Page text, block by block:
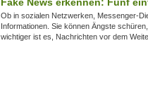
Fake News erkennen: Fünf
Ob in sozialen Netzwerken, Messenger-
Informationen. Sie können Ängste
wichtiger ist es, Nachrichten vor dem